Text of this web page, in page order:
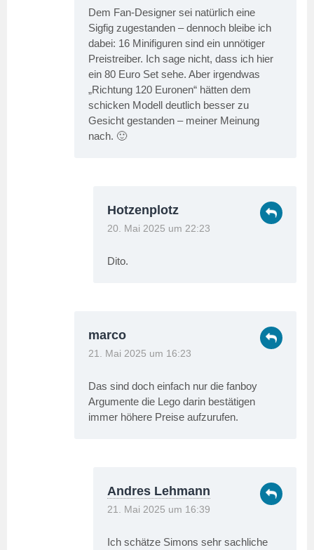
Dem Fan-Designer sei natürlich eine
Sigfig zugestanden – dennoch bleibe ich
dabei: 16 Minifiguren sind ein unnötiger
Preistreiber. Ich sage nicht, dass ich hier
ein 80 Euro Set sehe. Aber irgendwas
„Richtung 120 Euronen“ hätten dem
schicken Modell deutlich besser zu
Gesicht gestanden – meiner Meinung
nach. 🙂
Hotzenplotz
20. Mai 2025 um 22:23
Dito.
marco
21. Mai 2025 um 16:23
Das sind doch einfach nur die fanboy
Argumente die Lego darin bestätigen
immer höhere Preise aufzurufen.
Andres Lehmann
21. Mai 2025 um 16:39
Ich schätze Simons sehr sachliche